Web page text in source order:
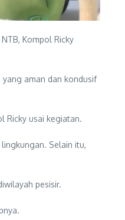
Kompol Ricky
aman dan kondusif
Ricky usai kegiatan.
Selain itu,
pesisir.